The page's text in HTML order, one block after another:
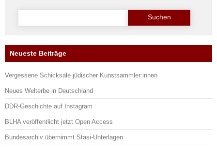
Suche
Neueste Beiträge
Vergessene Schicksale jüdischer Kunstsammler:innen
Neues Welterbe in Deutschland
DDR-Geschichte auf Instagram
BLHA veröffentlicht jetzt Open Access
Bundesarchiv übernimmt Stasi-Unterlagen